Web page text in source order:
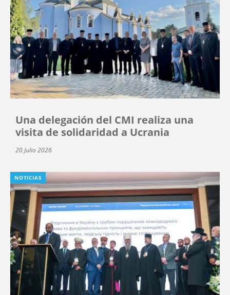
Una delegación del CMI realiza una
visita de solidaridad a Ucrania
20 Julio 2026
NOTICIAS